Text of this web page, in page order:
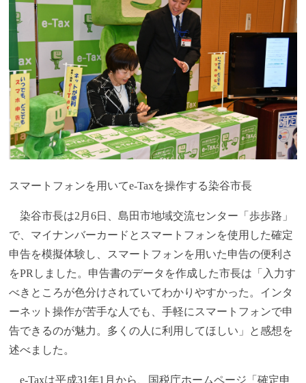
スマートフォンを用いてe-Taxを操作する染谷市長
染谷市長は2月6日、島田市地域交流センター「歩歩路」
で、マイナンバーカードとスマートフォンを使用した確定
申告を模擬体験し、スマートフォンを用いた申告の便利さ
をPRしました。申告書のデータを作成した市長は「入力す
べきところが色分けされていてわかりやすかった。インタ
ーネット操作が苦手な人でも、手軽にスマートフォンで申
告できるのが魅力。多くの人に利用してほしい」と感想を
述べました。
e-Taxは平成31年1月から、国税庁ホームページ「確定申